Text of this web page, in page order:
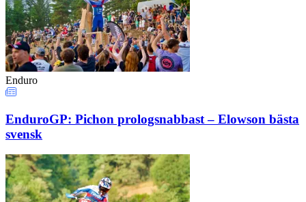
Enduro
EnduroGP: Pichon prologsnabbast – Elowson bästa
svensk